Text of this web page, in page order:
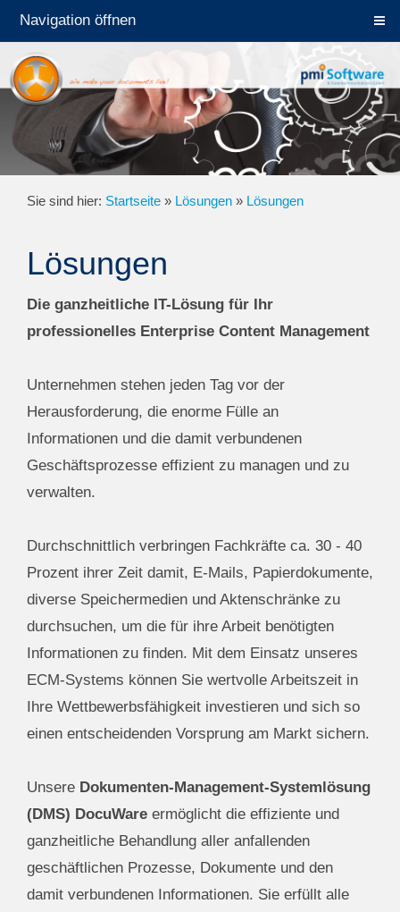
Navigation öffnen
Sie sind hier: Startseite » Lösungen » Lösungen
Lösungen
Die ganzheitliche IT-Lösung für Ihr
professionelles Enterprise Content Management
Unternehmen stehen jeden Tag vor der
Herausforderung, die enorme Fülle an
Informationen und die damit verbundenen
Geschäftsprozesse effizient zu managen und zu
verwalten.
Durchschnittlich verbringen Fachkräfte ca. 30 - 40
Prozent ihrer Zeit damit, E-Mails, Papierdokumente,
diverse Speichermedien und Aktenschränke zu
durchsuchen, um die für ihre Arbeit benötigten
Informationen zu finden. Mit dem Einsatz unseres
ECM-Systems können Sie wertvolle Arbeitszeit in
Ihre Wettbewerbsfähigkeit investieren und sich so
einen entscheidenden Vorsprung am Markt sichern.
Unsere Dokumenten-Management-Systemlösung
(DMS) DocuWare ermöglicht die effiziente und
ganzheitliche Behandlung aller anfallenden
geschäftlichen Prozesse, Dokumente und den
damit verbundenen Informationen. Sie erfüllt alle